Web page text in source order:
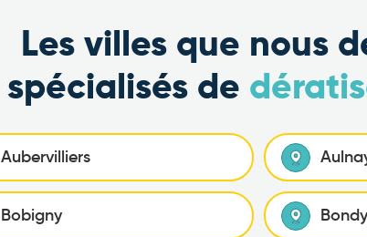
Les villes que nous
spécialisés de
Aubervilliers
Bobigny Bondy